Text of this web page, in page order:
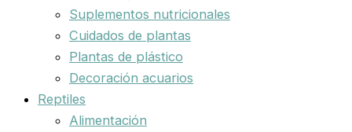
Suplementos nutricionales
Cuidados de plantas
Plantas de plástico
Decoración acuarios
Reptiles
Alimentación